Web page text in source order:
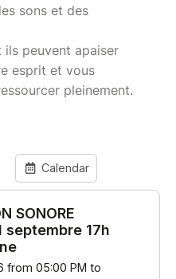
sons et des
peuvent apaiser
esprit et vous
pleinement.